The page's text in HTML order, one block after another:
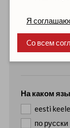
Сохранить
На каком
eesti
по русски
Я
Cо всем